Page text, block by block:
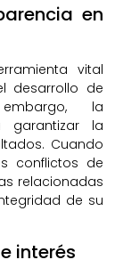
en
vital
desarrollo de
la
garantizar la
Cuando
conflictos de
relacionadas
de su
interés